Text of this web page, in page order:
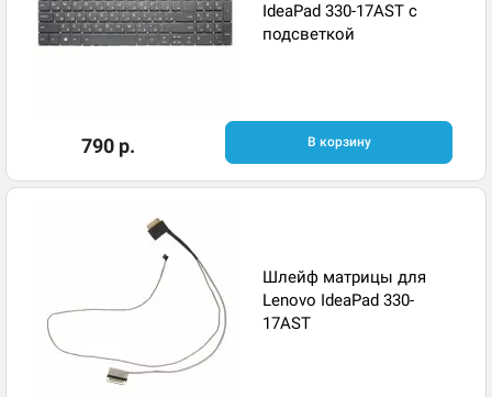
IdeaPad 330-17AST с
подсветкой
790 р. В корзину
Шлейф матрицы для
Lenovo IdeaPad 330-
17AST